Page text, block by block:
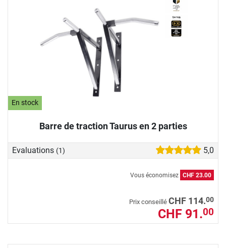
En stock
Barre de traction Taurus en 2 parties
Evaluations (1) 5,0
Vous économisez CHF 23.00
Prix conseillé CHF 114.00
CHF 91.00